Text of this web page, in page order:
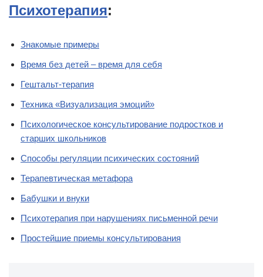
Психотерапия:
Знакомые примеры
Время без детей – время для себя
Гештальт-терапия
Техника «Визуализация эмоций»
Психологическое консультирование подростков и
старших школьников
Способы регуляции психических состояний
Терапевтическая метафора
Бабушки и внуки
Психотерапия при нарушениях письменной речи
Простейшие приемы консультирования